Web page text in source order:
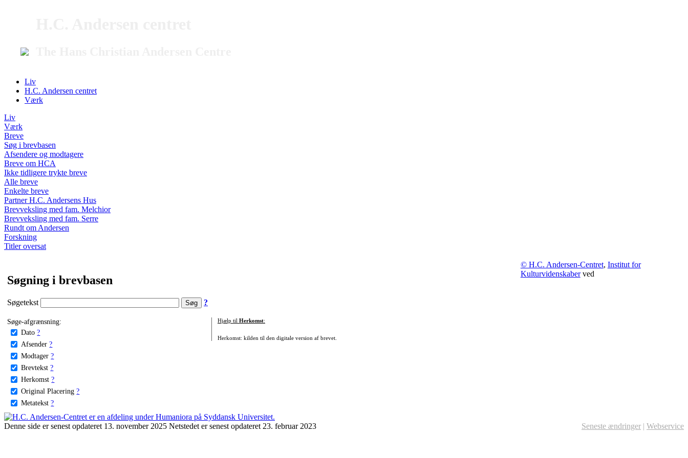
Liv
H.C. Andersen centret
Værk
Liv
Værk
Breve
Søg i brevbasen
Afsendere og modtagere
Breve om HCA
Ikke tidligere trykte breve
Alle breve
Enkelte breve
Partner H.C. Andersens Hus
Brevveksling med fam. Melchior
Brevveksling med fam. Serre
Rundt om Andersen
Forskning
Titler oversat
Søgning i brevbasen
Søgetekst ?
Søge-afgrænsning:
Dato ?
Afsender ?
Modtager ?
Brevtekst ?
Herkomst ?
Original Placering ?
Metatekst ?
Hjælp til Herkomst:
Herkomst: kilden til den digitale version af brevet.
© H.C. Andersen-Centret, Institut for
Kulturvidenskaberved
Denne side er senest opdateret 13. november 2025 Netstedet er senest opdateret 23. februar 2023 Seneste ændringer | Webservice